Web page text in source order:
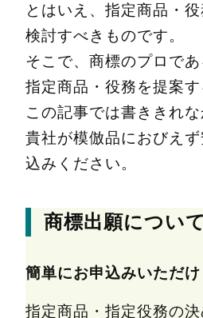
とはいえ、指定商品・
検討すべきものです。
そこで、商標のプロで
指定商品・役務を提案
この記事では書ききれ
貴社が模倣品におびえ
込みください。
商標出願につい
簡単にお申込みいただけ
指定商品・指定役務の